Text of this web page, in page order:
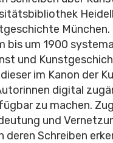
München.
bis um 1900
und
im Kanon der
digital
zu machen.
und
deren Schreiben